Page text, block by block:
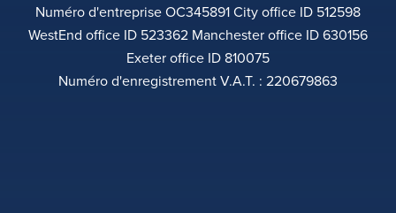
Numéro d'entreprise OC345891 City office ID 512598
WestEnd office ID 523362 Manchester office ID 630156
Exeter office ID 810075
Numéro d'enregistrement V.A.T. : 220679863